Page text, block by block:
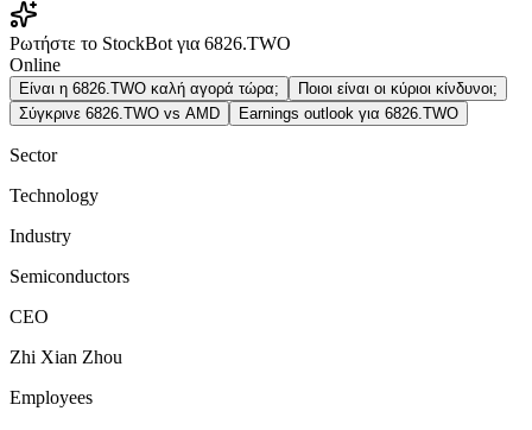
Ρωτήστε το StockBot για 6826.TWO
Online
Είναι η 6826.TWO καλή αγορά τώρα;
Ποιοι είναι οι κύριοι κίνδυνοι;
Σύγκρινε 6826.TWO vs AMD
Earnings outlook για 6826.TWO
Sector
Technology
Industry
Semiconductors
CEO
Zhi Xian Zhou
Employees